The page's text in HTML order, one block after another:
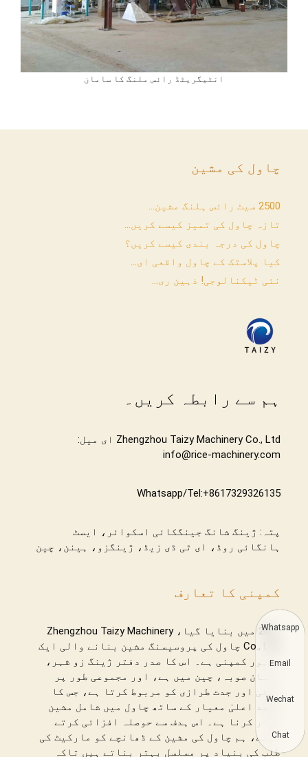
انٹیگریٹڈ رائس ملنگ کا سامان
چاول کی مشین
2500 سیٹ رائس ہلنگ مشین...
تازہ چاول کی تمیز کیسے کریں...
چاول کی درجہ بندی کیسے کریں؟
کیا پلاسٹک کے چاول واقعی ای...
نئی ٹیکنالوجی! ذہین ری...
ہم سے رابطہ کریں۔
Zhengzhou Taizy Machinery Co., Ltd ای میل:
info@rice-machinery.com
Whatsapp/Tel:+8617329326135
پتہ: ژینگ شانگ جینگکائی اسکوائر، ایسٹ
ہانگائی روڈ، ای ٹی ڈی زیڈ، ژینگزو، ہینن، چین
کمپنی کا تعارف
2011 میں بنایا گیا، Zhengzhou Taizy Machinery
Co., LTD چاول کی پروسیسنگ مشین بنانے والی ایک
مشہور کمپنی ہے۔ اس کا صدر دفتر ژینگ زو شہر،
ہینان صوبہ، چین میں ہے، اور مجموعی طور پر
ترقی اور جدت طرازی کو مربوط کرتا ہے، جس کا
مقصد اعلیٰ معیار کے ساتھ چاول میں شامل مشین
تیار کرنا ہے۔ اس ہدف سے حوصلہ افزائی کرتے
ہوئے، ہم چاول کی مشین کے ڈھانچے کو مارکیٹ کی
طلب کی بنیاد پر مسلسل بہتر بناتے ہیں تاکہ
Whatsapp
Email
Wechat
Chat